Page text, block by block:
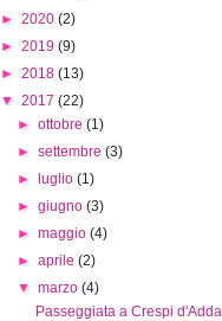
► 2020 (2)
► 2019 (9)
► 2018 (13)
▼ 2017 (22)
►ottobre(1)
►settembre(3)
►luglio(1)
►giugno(3)
►maggio(4)
►aprile(2)
▼marzo(4)
Passeggiata a Crespi d'Adda